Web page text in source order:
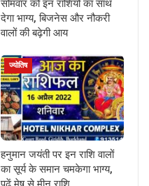
सोमवार को इन राशियों का साथ
देगा भाग्य, बिजनेस और नौकरी
वालों की बढ़ेगी आय
ज्योतिष
हनुमान जयंती पर इन राशि वालों
का सूर्य के समान चमकेगा भाग्य,